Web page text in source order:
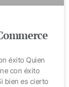
éxito Quien
con éxito
bien es cierto